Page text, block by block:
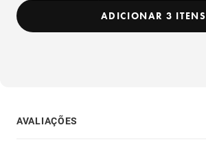
ADICIONAR 3 ITENS
AVALIAÇÕES